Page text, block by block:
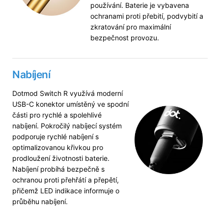
používání. Baterie je vybavena
ochranami proti přebití, podvybití a
zkratování pro maximální
bezpečnost provozu.
Nabíjení
Dotmod Switch R využívá moderní
USB-C konektor umístěný ve spodní
části pro rychlé a spolehlivé
nabíjení. Pokročilý nabíjecí systém
podporuje rychlé nabíjení s
optimalizovanou křivkou pro
prodloužení životnosti baterie.
Nabíjení probíhá bezpečně s
ochranou proti přehřátí a přepětí,
přičemž LED indikace informuje o
průběhu nabíjení.